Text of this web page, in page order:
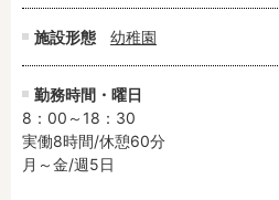
施設形態 幼稚園
勤務時間・曜日
8：00～18：30
実働8時間/休憩60分
月～金/週5日